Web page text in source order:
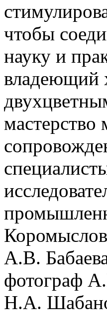
чтобы
науку и
владеющий
А.В.
фотограф
Н.А.